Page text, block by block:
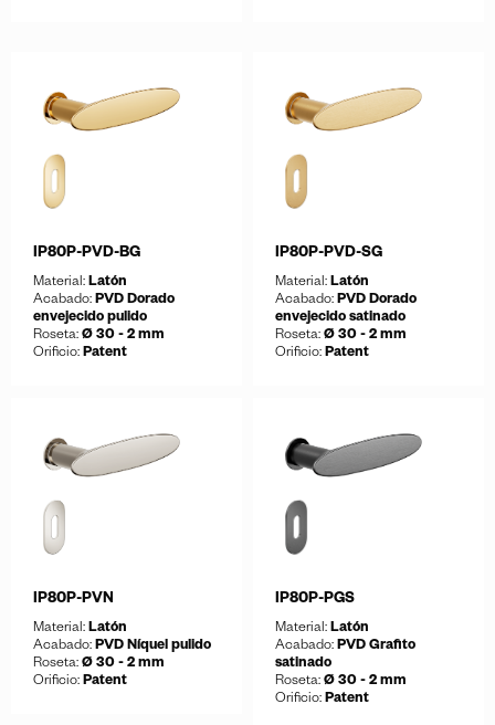
IP80P-PVD-BG
Material: Latón
Acabado: PVD Dorado
envejecido pulido
Roseta: Ø 30 - 2 mm
Orificio: Patent
IP80P-PVD-SG
Material: Latón
Acabado: PVD Dorado
envejecido satinado
Roseta: Ø 30 - 2 mm
Orificio: Patent
IP80P-PVN
Material: Latón
Acabado: PVD Níquel pulido
Roseta: Ø 30 - 2 mm
Orificio: Patent
IP80P-PGS
Material: Latón
Acabado: PVD Grafito
satinado
Roseta: Ø 30 - 2 mm
Orificio: Patent